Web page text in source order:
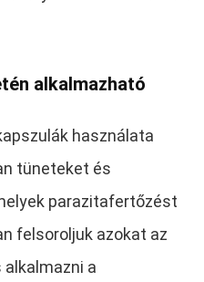
alkalmazható
használata
tüneteket és
parazitafertőzést
felsoroljuk azokat az
a